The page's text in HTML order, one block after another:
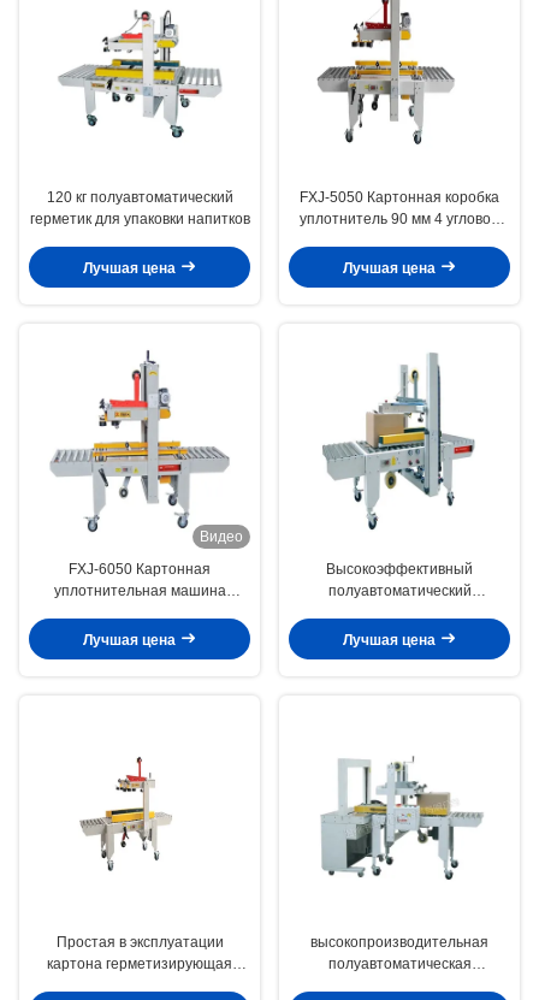
120 кг полуавтоматический
герметик для упаковки напитков
Лучшая цена
FXJ-5050 Картонная коробка
уплотнитель 90 мм 4 угловой
Лучшая цена
Видео
FXJ-6050 Картонная
уплотнительная машина
Автоматическая коробка
ленточная машина
Лучшая цена
Высокоэффективный
полуавтоматический
изделий гладкая работа низкий
уровень шума
Лучшая цена
Простая в эксплуатации
картона герметизирующая
высокопроизводительная
полуавтоматическая